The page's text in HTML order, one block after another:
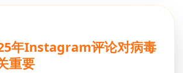
年Instagram评论对病毒
重要